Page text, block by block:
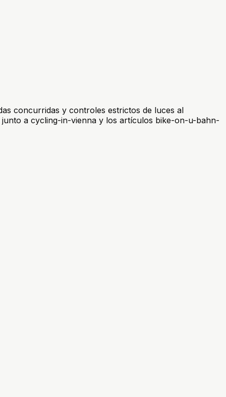
concurridas y controles estrictos de luces al
a cycling-in-vienna y los artículos bike-on-u-bahn-